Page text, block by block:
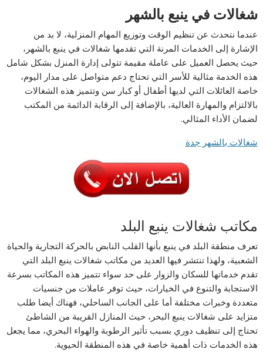
شغالات في ينبع بالشهر
عندما نتحدث عن تنظيم الوقت وتوزيع المهام المنزلية، لا بد من
الإشارة إلى الخدمات المرنة التي تقدمها شغالات في ينبع بالشهر،
حيث يحصل العميل على عاملة مقيمة تتولى إدارة المنزل بشكل شامل
هذه الخدمة مثالية للأسر التي تحتاج دعم متواصل على مدار اليوم،
خاصة العائلات التي لديها أطفال أو كبار سن وتتميز هذه الشغالات
بالالتزام والمهارة العالية، بالإضافة إلى الرقابة الدائمة من المكتب
لضمان الأداء المثالي.
شغالات بالشهر جدة
مكاتب شغالات ينبع البلد
تعرف منطقة البلد في ينبع بأنها القلب النابض بالحركة التجارية والحياة
الشعبية، ولهذا تنتشر فيها العديد من مكاتب شغالات ينبع البلد التي
تقدم خدماتها للسكان والزوار على حد سواء تتميز هذه المكاتب بسرعة
الاستجابة والتنوع في الخيارات، حيث توفر عاملات من جنسيات
متعددة وخبرات مختلفة أما على الجانب الساحلي، فهناك أيضا طلب
متزايد على شغالات ينبع البحر، حيث المنازل القريبة من الشاطئ
تحتاج إلى تنظيف دوري بسبب تأثير الرطوبة والهواء البحري، مما يجعل
هذه الخدمات ذات أهمية خاصة في هذه المنطقة الحيوية.